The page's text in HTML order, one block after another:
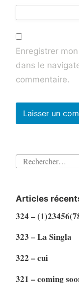
Enregistrer
dans le
commentaire.
Rechercher :
Articles
324 –
323 – La Singla
322 – cui
321 – coming